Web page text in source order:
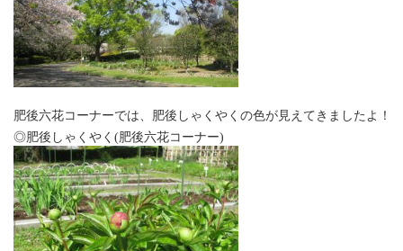
肥後六花コーナーでは、肥後しゃくやくの色が見えてきましたよ！
◎肥後しゃくやく(肥後六花コーナー)